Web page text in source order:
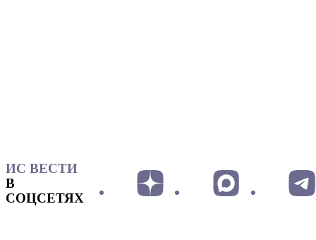
ИС ВЕСТИ
В
СОЦСЕТЯХ